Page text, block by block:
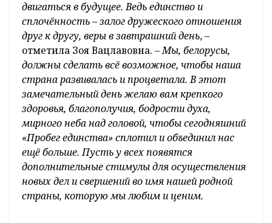
Дорогие гродненцы! В первую очередь, я хочу
всех искренне поздравить с Днём народного
единства – государственным праздником,
который показывает, насколько важно знать
историю своей Родины, чтобы уверенно
двигаться в будущее. Ведь единство и
сплочённость – залог дружеского отношения
друг к другу, веры в завтрашний день, –
отметила Зоя Вацлавовна. –Мы, белорусы,
должны сделать всё возможное, чтобы наша